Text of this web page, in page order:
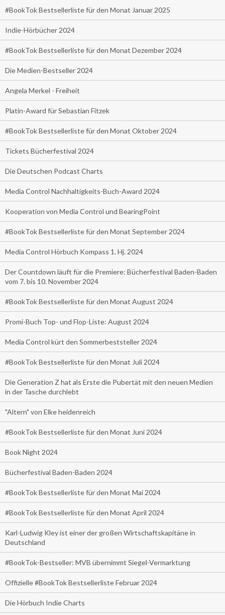
#BookTok Bestsellerliste für den Monat Januar 2025
Indie-Hörbücher 2024
#BookTok Bestsellerliste für den Monat Dezember 2024
Die Medien-Bestseller 2024
Angela Merkel - Freiheit
Platin-Award für Sebastian Fitzek
#BookTok Bestsellerliste für den Monat Oktober 2024
Tickets Bücherfestival 2024
Die Deutschen Podcast Charts
Media Control Nachhaltigkeits-Buch-Award 2024
Kooperation von Media Control und BearingPoint
#BookTok Bestsellerliste für den Monat September 2024
Media Control Hörbuch Kompass 1. Hj. 2024
Der Countdown läuft für die Premiere: Bücherfestival Baden-Baden
vom 7. bis 10. November 2024
#BookTok Bestsellerliste für den Monat August 2024
Promi-Buch Top- und Flop-Liste: August 2024
Media Control kürt den Sommerbeststeller 2024
#BookTok Bestsellerliste für den Monat Juli 2024
Die Generation Z hat als Erste die Pubertät mit den neuen Medien
in der Tasche durchlebt
"Altern" von Elke heidenreich
#BookTok Bestsellerliste für den Monat Juni 2024
Book Night 2024
Bücherfestival Baden-Baden 2024
#BookTok Bestsellerliste für den Monat Mai 2024
#BookTok Bestsellerliste für den Monat April 2024
Karl-Ludwig Kley ist einer der großen Wirtschaftskapitäne in
Deutschland
#BookTok-Bestseller: MVB übernimmt Siegel-Vermarktung
Offizielle #BookTok Bestsellerliste Februar 2024
Die Hörbuch Indie Charts